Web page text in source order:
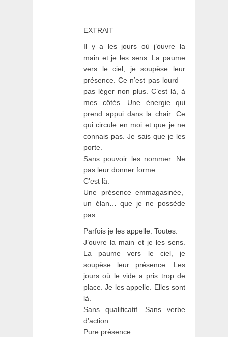
EXTRAIT
Il y a les jours où j’ouvre la
main et je les sens. La paume
vers le ciel, je soupèse leur
présence. Ce n’est pas lourd –
pas léger non plus. C’est là, à
mes côtés. Une énergie qui
prend appui dans la chair. Ce
qui circule en moi et que je ne
connais pas. Je sais que je les
porte.
Sans pouvoir les nommer. Ne
pas leur donner forme.
C’est là.
Une présence emmagasinée,
un élan… que je ne possède
pas.
Parfois je les appelle. Toutes.
J’ouvre la main et je les sens.
La paume vers le ciel, je
soupèse leur présence. Les
jours où le vide a pris trop de
place. Je les appelle. Elles sont
là.
Sans qualificatif. Sans verbe
d’action.
Pure présence.